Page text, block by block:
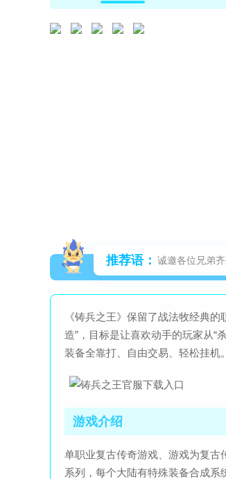
推荐语： 诚邀各位兄弟
《铸兵之王》保留了战法牧经典
造”，目标是让喜欢动手的玩家从“
装备全靠打、自由交易、轻松挂机。
游戏介绍
单职业复古传奇游戏、游戏为复
系列，每个大陆有特殊装备合成系